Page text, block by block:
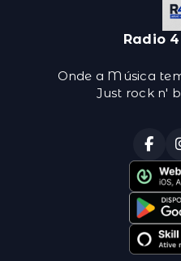
Radio
Onde a Música
Just rock n'